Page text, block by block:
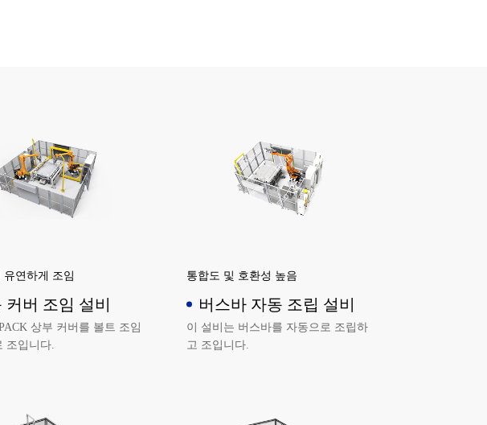
유연하게 조임
커버 조임 설비
상부 커버를 볼트 조임
조입니다.
통합도 및 호환성 높음
버스바 자동 조립 설비
이 설비는 버스바를 자동으로 조립하
고 조입니다.